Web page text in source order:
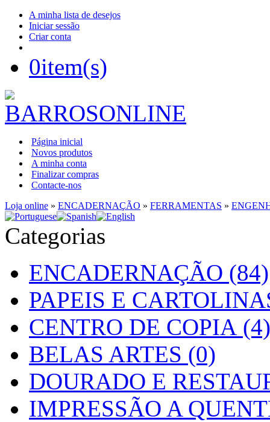
A minha lista de desejos
Iniciar sessão
Criar conta
0item(s)
Página inicial
Novos produtos
A minha conta
Finalizar compras
Contacte-nos
Loja online » ENCADERNAÇÃO » FERRAMENTAS »
Categorias
ENCADERNAÇÃO (84)
PAPEIS E
CENTRO DE COPIA (4)
BELAS ARTES (0)
DOURADO E
IMPRESSÃO A